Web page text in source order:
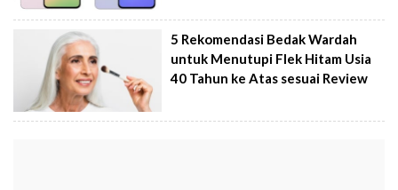
5 Rekomendasi Bedak Wardah
untuk Menutupi Flek Hitam Usia
40 Tahun ke Atas sesuai Review